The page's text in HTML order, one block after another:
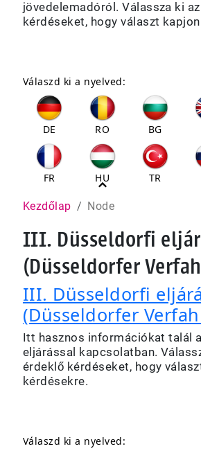
jövedelemadóról. Válassza ki
kérdéseket, hogy választ
Válaszd ki a nyelved:
DE RO BG
FR HU TR
Pfadnavigation
Kezdőlap Node
III. Düsseldorfi
(Düsseldorfer
III. Düsseldorfi
(Düsseldorfer
Itt hasznos információkat talál
eljárással kapcsolatban.
érdeklő kérdéseket, hogy
kérdésekre.
Válaszd ki a nyelved: